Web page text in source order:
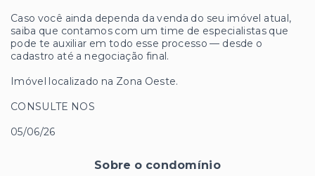
Caso você ainda dependa da venda do seu imóvel atual,
saiba que contamos com um time de especialistas que
pode te auxiliar em todo esse processo — desde o
cadastro até a negociação final.
Imóvel localizado na Zona Oeste.
CONSULTE NOS
05/06/26
Sobre o condomínio